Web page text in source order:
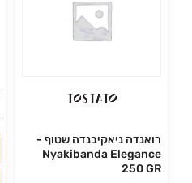
רואנדה ניאקיבנדה שטוף -
Nyakibanda Elegance
250 GR